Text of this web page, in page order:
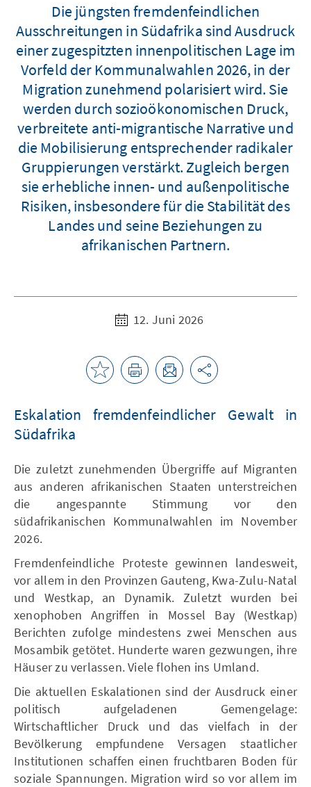
Die jüngsten fremdenfeindlichen
Ausschreitungen in Südafrika sind Ausdruck
einer zugespitzten innenpolitischen Lage im
Vorfeld der Kommunalwahlen 2026, in der
Migration zunehmend polarisiert wird. Sie
werden durch sozioökonomischen Druck,
verbreitete anti-migrantische Narrative und
die Mobilisierung entsprechender radikaler
Gruppierungen verstärkt. Zugleich bergen
sie erhebliche innen- und außenpolitische
Risiken, insbesondere für die Stabilität des
Landes und seine Beziehungen zu
afrikanischen Partnern.
12. Juni 2026
Eskalation fremdenfeindlicher Gewalt in
Südafrika
Die zuletzt zunehmenden Übergriffe auf Migranten
aus anderen afrikanischen Staaten unterstreichen
die angespannte Stimmung vor den
südafrikanischen Kommunalwahlen im November
2026.
Fremdenfeindliche Proteste gewinnen landesweit,
vor allem in den Provinzen Gauteng, Kwa-Zulu-Natal
und Westkap, an Dynamik. Zuletzt wurden bei
xenophoben Angriffen in Mossel Bay (Westkap)
Berichten zufolge mindestens zwei Menschen aus
Mosambik getötet. Hunderte waren gezwungen, ihre
Häuser zu verlassen. Viele flohen ins Umland.
Die aktuellen Eskalationen sind der Ausdruck einer
politisch aufgeladenen Gemengelage:
Wirtschaftlicher Druck und das vielfach in der
Bevölkerung empfundene Versagen staatlicher
Institutionen schaffen einen fruchtbaren Boden für
soziale Spannungen. Migration wird so vor allem im